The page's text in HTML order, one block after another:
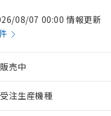
08/07 00:00 情報更新
販売中
受注生産機種